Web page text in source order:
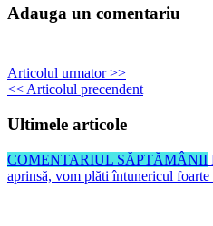
Adauga un comentariu
Articolul urmator >>
<< Articolul precendent
Ultimele articole
COMENTARIUL SĂPTĂMÂNII
aprinsă, vom plăti întunericul foarte